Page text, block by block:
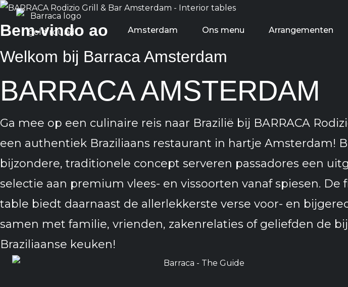
Amsterdam Ons menu Arrangementen
Bem-vindo ao
Welkom bij Barraca Amsterdam
BARRACA AMSTERDAM
Ga mee op een culinaire reis naar Brazilië bij BARRACA
een authentiek Braziliaans restaurant in hartje Amsterdam!
bijzondere, traditionele concept serveren passadores een
selectie aan premium vlees- en vissoorten vanaf spiesen. De
table biedt daarnaast de allerlekkerste verse voor- en
samen met familie, vrienden, zakenrelaties of geliefden de
Braziliaanse keuken!